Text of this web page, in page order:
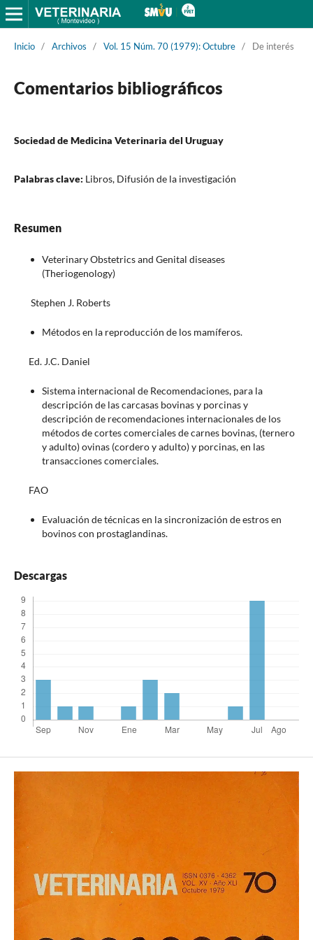
Inicio / Archivos / Vol. 15 Núm. 70 (1979): Octubre / De interés
Comentarios bibliográficos
Sociedad de Medicina Veterinaria del Uruguay
Palabras clave: Libros, Difusión de la investigación
Resumen
Veterinary Obstetrics and Genital diseases
(Theriogenology)
Stephen J. Roberts
Métodos en la reproducción de los mamíferos.
Ed. J.C. Daniel
Sistema internacional de Recomendaciones, para la
descripción de las carcasas bovinas y porcinas y
descripción de recomendaciones internacionales de los
métodos de cortes comerciales de carnes bovinas, (ternero
y adulto) ovinas (cordero y adulto) y porcinas, en las
transacciones comerciales.
FAO
Evaluación de técnicas en la sincronización de estros en
bovinos con prostaglandinas.
Descargas